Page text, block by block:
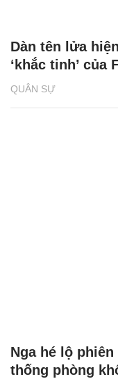
QUÂN SỰ
Dàn tên lửa
‘khắc tinh’ của
Nga hé lộ
thống phòng